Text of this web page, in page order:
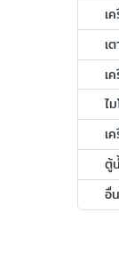
เ
เ
เ
ไ
เ
ตู้
อื่